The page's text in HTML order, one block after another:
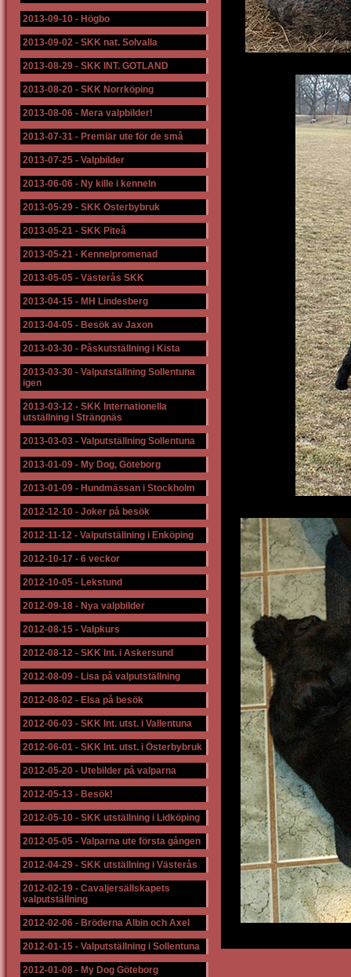
2013-09-10 - Högbo
2013-09-02 - SKK nat. Solvalla
2013-08-29 - SKK INT. GOTLAND
2013-08-20 - SKK Norrköping
2013-08-06 - Mera valpbilder!
2013-07-31 - Premiär ute för de små
2013-07-25 - Valpbilder
2013-06-06 - Ny kille i kenneln
2013-05-29 - SKK Österbybruk
2013-05-21 - SKK Piteå
2013-05-21 - Kennelpromenad
2013-05-05 - Västerås SKK
2013-04-15 - MH Lindesberg
2013-04-05 - Besök av Jaxon
2013-03-30 - Påskutställning i Kista
2013-03-30 - Valputställning Sollentuna
igen
2013-03-12 - SKK Internationella
utställning i Strängnäs
2013-03-03 - Valputställning Sollentuna
2013-01-09 - My Dog, Göteborg
2013-01-09 - Hundmässan i Stockholm
2012-12-10 - Joker på besök
2012-11-12 - Valputställning i Enköping
2012-10-17 - 6 veckor
2012-10-05 - Lekstund
2012-09-18 - Nya valpbilder
2012-08-15 - Valpkurs
2012-08-12 - SKK Int. i Askersund
2012-08-09 - Lisa på valputställning
2012-08-02 - Elsa på besök
2012-06-03 - SKK Int. utst. i Vallentuna
2012-06-01 - SKK Int. utst. i Österbybruk
2012-05-20 - Utebilder på valparna
2012-05-13 - Besök!
2012-05-10 - SKK utställning i Lidköping
2012-05-05 - Valparna ute första gången
2012-04-29 - SKK utställning i Västerås
2012-02-19 - Cavaljersällskapets
valputställning
2012-02-06 - Bröderna Albin och Axel
2012-01-15 - Valputställning i Sollentuna
2012-01-08 - My Dog Göteborg